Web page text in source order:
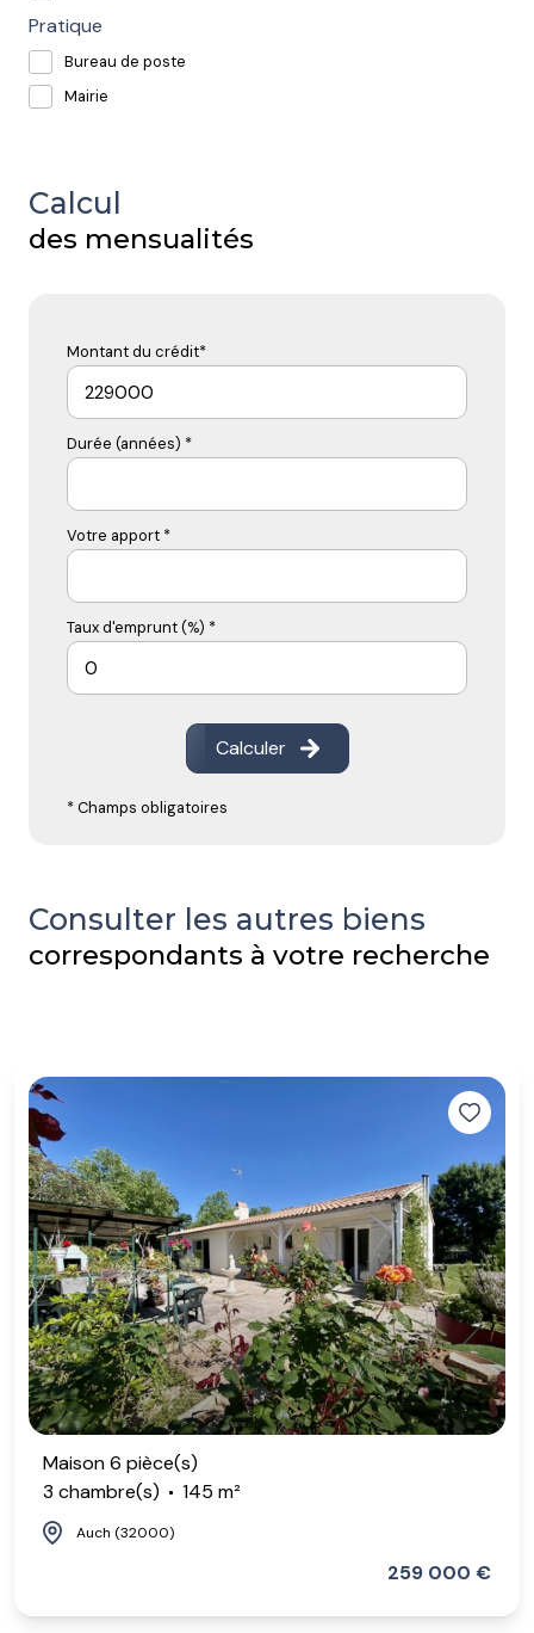
Pratique
Bureau de poste
Mairie
Calcul
des mensualités
Montant du crédit*
Durée (années) *
Votre apport *
Taux d'emprunt (%) *
Calculer
* Champs obligatoires
Consulter les autres biens
correspondants à votre recherche
Maison 6 pièce(s)
3 chambre(s)
145 m²
Auch (32000)
259 000 €